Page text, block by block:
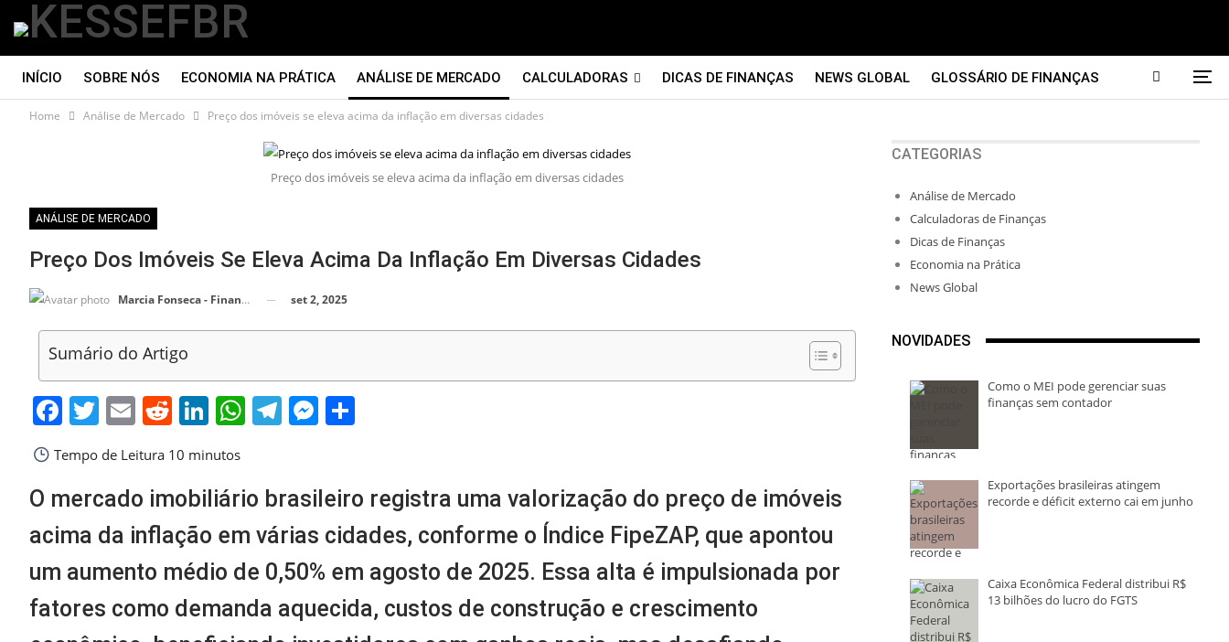
INÍCIO SOBRE NÓS ECONOMIA NA PRÁTICA ANÁLISE DE MERCADO CALCULADORAS DICAS DE FINANÇAS NEWS GLOBAL GLOSSÁRIO DE FINANÇAS
CONTATO
Home Análise de Mercado Preço dos imóveis se eleva acima da inflação em diversas cidades
Preço dos imóveis se eleva acima da inflação em diversas cidades
ANÁLISE DE MERCADO
Preço Dos Imóveis Se Eleva Acima Da Inflação Em Diversas Cidades
Marcia Fonseca - Financial Consultant set 2, 2025
Sumário do Artigo
Facebook
Twitter
EmailReddit
LinkedIn
WhatsApp
Telegram
Messenger
Tempo de Leitura 10 minutos
O mercado imobiliário brasileiro registra uma valorização do preço de imóveis
acima da inflação em várias cidades, conforme o Índice FipeZAP, que apontou
um aumento médio de 0,50% em agosto de 2025. Essa alta é impulsionada por
fatores como demanda aquecida, custos de construção e crescimento
CATEGORIAS
Análise de Mercado
Calculadoras de Finanças
Dicas de Finanças
Economia na Prática
News Global
NOVIDADES
Como o MEI pode gerenciar suas
finanças sem contador
Exportações brasileiras atingem
recorde e déficit externo cai em junho
Caixa Econômica Federal distribui R$
13 bilhões do lucro do FGTS